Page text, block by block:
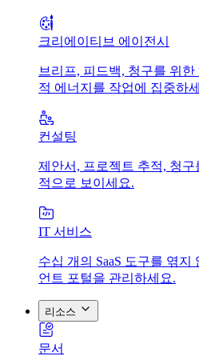
크리에이티브 에이전시
브리프, 피드백, 청구를 위
적 에너지를 작업에 집중하
컨설팅
제안서, 프로젝트 추적, 청
적으로 보이세요.
IT 서비스
수십 개의 SaaS 도구를 엮지
언트 포털을 관리하세요.
리소스
문서